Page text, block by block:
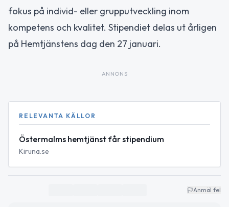
fokus på individ- eller grupputveckling inom
kompetens och kvalitet. Stipendiet delas ut årligen
på Hemtjänstens dag den 27 januari.
ANNONS
RELEVANTA KÄLLOR
Östermalms hemtjänst får stipendium
Kiruna.se
Anmäl fel